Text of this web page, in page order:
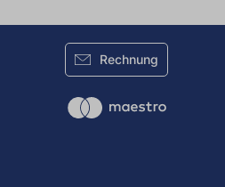
Rechnung